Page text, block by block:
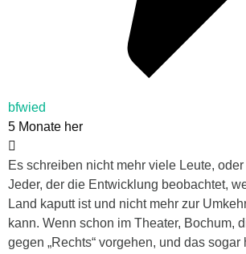
bfwied
5 Monate her
Es schreiben nicht mehr viele Leute,
Jeder, der die Entwicklung beobachtet,
Land kaputt ist und nicht mehr zur
kann. Wenn schon im Theater, Bochum,
gegen „Rechts“ vorgehen, und das sogar